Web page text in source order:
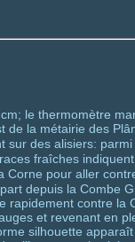
le thermomètre
de la métairie des
sur des alisiers:
fraîches
Corne pour aller
depuis la Combe
rapidement contre la
et revenant en
silhouette